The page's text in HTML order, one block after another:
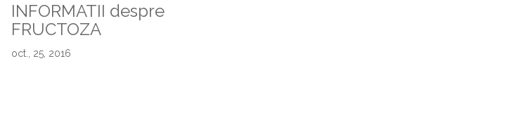
INFORMATII despre
FRUCTOZA
oct., 25, 2016